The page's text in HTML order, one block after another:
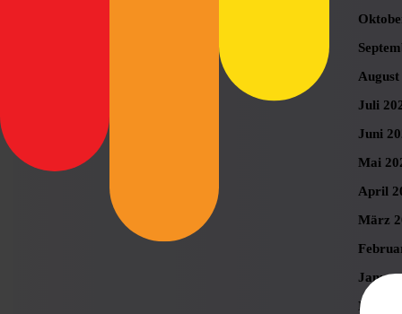
August
Juli
Juni
Mai
April
März